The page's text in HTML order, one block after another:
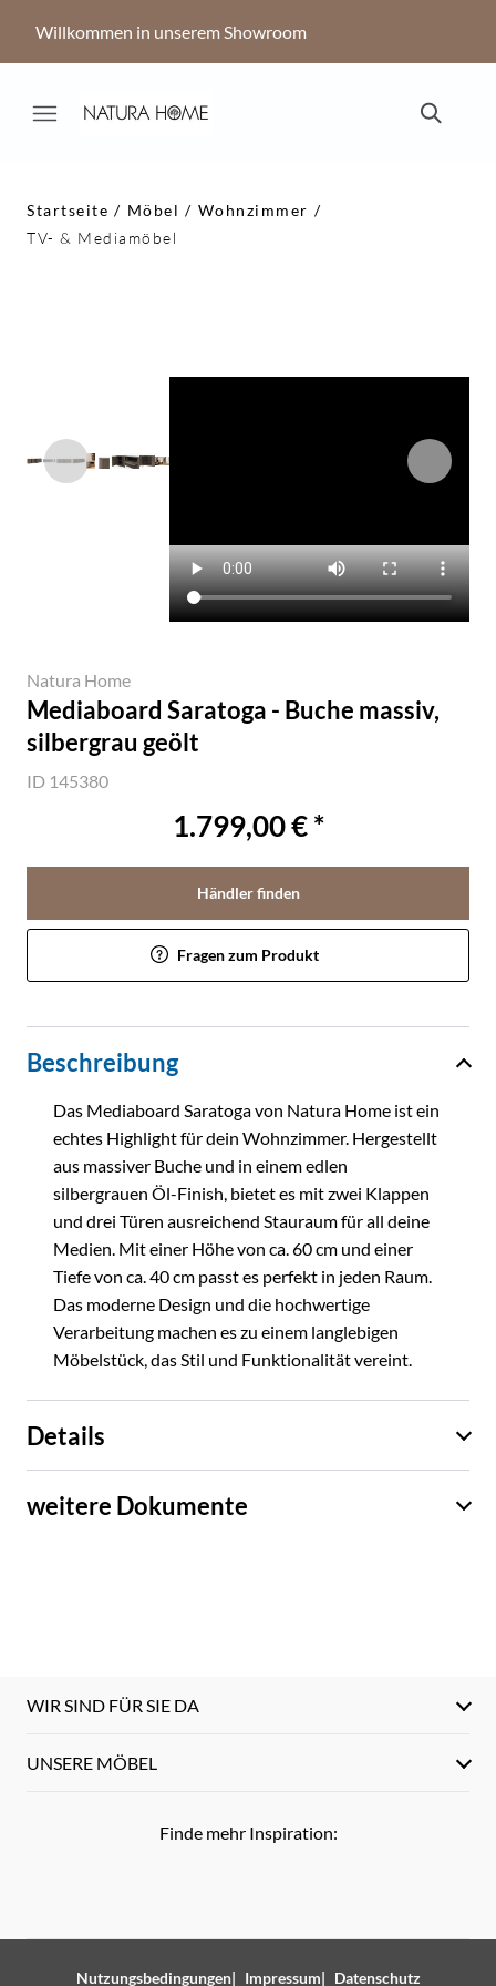
Willkommen in unserem Showroom
Startseite Möbel
Wohnzimmer
TV- & Mediamöbel
Natura Home
Mediaboard Saratoga - Buche massiv,
silbergrau geölt
ID 145380
1.799,00 € *
Händler finden
Fragen zum Produkt
Beschreibung
Das Mediaboard Saratoga von Natura Home ist ein
echtes Highlight für dein Wohnzimmer. Hergestellt
aus massiver Buche und in einem edlen
silbergrauen Öl-Finish, bietet es mit zwei Klappen
und drei Türen ausreichend Stauraum für all deine
Medien. Mit einer Höhe von ca. 60 cm und einer
Tiefe von ca. 40 cm passt es perfekt in jeden Raum.
Das moderne Design und die hochwertige
Verarbeitung machen es zu einem langlebigen
Möbelstück, das Stil und Funktionalität vereint.
Details
weitere Dokumente
WIR SIND FÜR SIE DA
UNSERE MÖBEL
Finde mehr Inspiration:
Nutzungsbedingungen Impressum Datenschutz